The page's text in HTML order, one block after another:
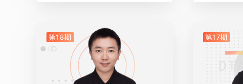
第18期 第17期